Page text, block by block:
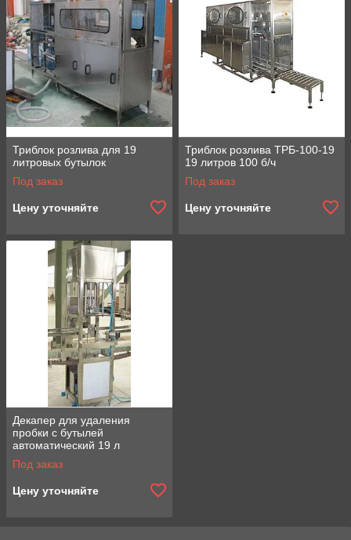
Триблок розлива для 19
литровых бутылок
Под заказ
Цену уточняйте
Триблок розлива ТРБ-100-19
19 литров 100 б/ч
Под заказ
Цену уточняйте
Декапер для удаления
пробки с бутылей
автоматический 19 л
Под заказ
Цену уточняйте